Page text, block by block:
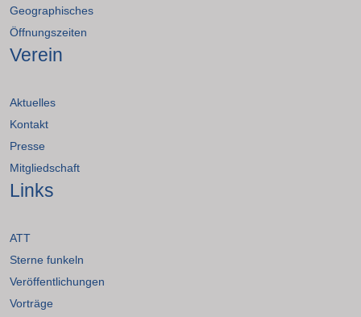
Geographisches
Öffnungszeiten
Verein
Aktuelles
Kontakt
Presse
Mitgliedschaft
Links
ATT
Sterne funkeln
Veröffentlichungen
Vorträge